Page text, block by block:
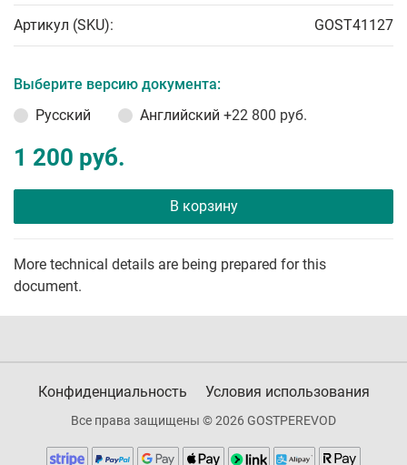
Артикул (SKU): GOST41127
Выберите версию документа:
Русский
Английский +22 800 руб.
1 200 руб.
В корзину
More technical details are being prepared for this
document.
Конфиденциальность Условия использования
Все права защищены © 2026 GOSTPEREVOD